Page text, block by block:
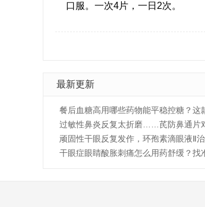
口服。一次4片，一日2次。
最新更新
餐后血糖高用哪些药物能平稳控糖？这
过敏性鼻炎反复太折磨……芪防鼻通片
顽固性干眼反复发作，环孢素滴眼液Ⅱ
干眼症眼睛酸胀刺痛怎么用药舒缓？找